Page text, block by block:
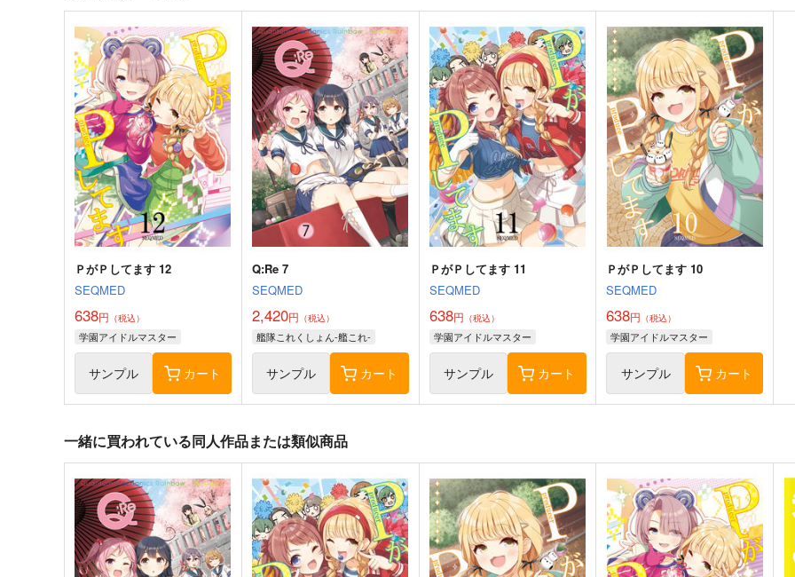
軍艦・艦載機のひみつ 総集編
その19
EINSATZ GRUPPE ＆
MANITOU
専売 1,100円（税込）
艦隊これくしょん-艦これ-
サンプル カート
気高き者達の碑
帝國交響楽団
1,870円（税込）
艦隊これくしょん-艦これ-
赤城
加賀
飛龍
サンプル カート
Thonbricchi～トンブリちゃ
んとねこてーとく
KURONEKO-WORK's-くろね
こわぁくす-
660円（税込）
艦隊これくしょん-艦これ-
トンブリ
明石 大淀
サンプル カート
艦これプロレス 四方山話２
Mystic Lab
660円（税込）
艦隊これくしょん-艦これ-
暁
空母ヲ級
サンプル カート
妙齢型重巡伝 残念だよ!!足柄
さん(48)
HYPER BRAND
ボクカワウソ戦隊ビックセブ
ン
Mystic Lab
I/RO
めるくまある/ALL.
妙齢型重巡伝 残念だよ!!足柄
さん(47)
HYPER BRAND
ＰがＰしてます 12
SEQMED
638円 （税込）
学園アイドルマスター
サンプル カート
Q:Re 7
SEQMED
2,420円 （税込）
艦隊これくしょん-艦これ-
サンプル カート
ＰがＰしてます 11
SEQMED
638円 （税込）
学園アイドルマスター
サンプル カート
ＰがＰしてます 10
SEQMED
638円 （税込）
学園アイドルマスター
サンプル カート
一緒に買われている同人作品または類似商品